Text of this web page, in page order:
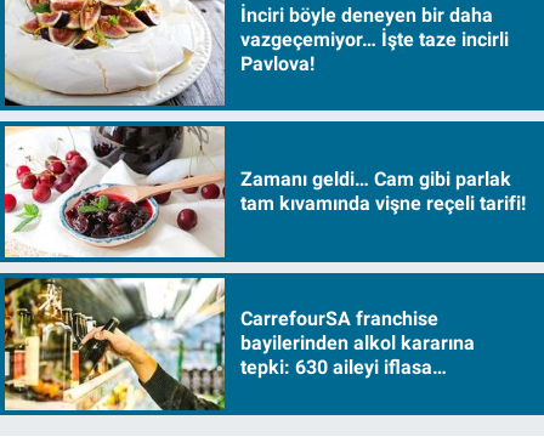
İnciri böyle deneyen bir daha
vazgeçemiyor… İşte taze incirli
Pavlova!
Zamanı geldi… Cam gibi parlak
tam kıvamında vişne reçeli tarifi!
CarrefourSA franchise
bayilerinden alkol kararına
tepki: 630 aileyi iflasa